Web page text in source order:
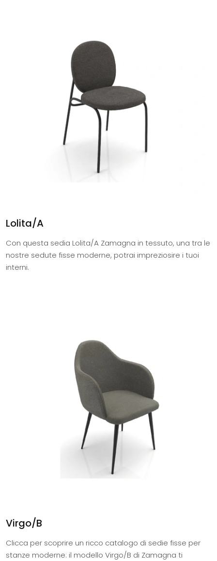
Lolita/A
Con questa sedia Lolita/A Zamagna in tessuto, una tra le
nostre sedute fisse moderne, potrai impreziosire i tuoi
interni.
Virgo/B
Clicca per scoprire un ricco catalogo di sedie fisse per
stanze moderne: il modello Virgo/B di Zamagna ti